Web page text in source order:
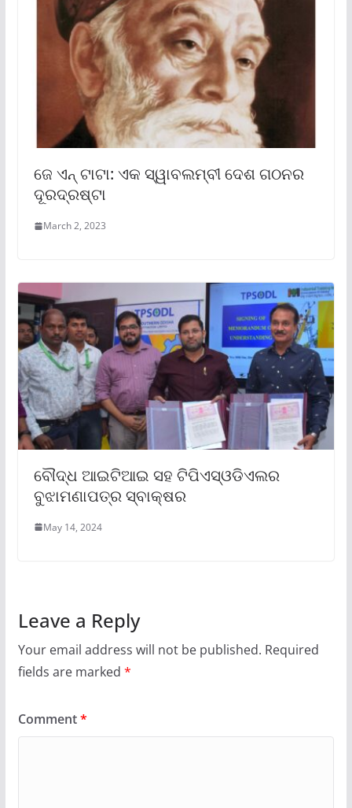
ଜେ ଏନ୍ ଟାଟା: ଏକ ସ୍ୱାବଲମ୍ବୀ ଦେଶ ଗଠନର
ଦୂରଦ୍ରଷ୍ଟା
March 2, 2023
ବୌଦ୍ଧ ଆଇଟିଆଇ ସହ ଟିପିଏସ୍ଓଡିଏଲର
ବୁଝାମଣାପତ୍ର ସ୍ବାକ୍ଷର
May 14, 2024
Leave a Reply
Your email address will not be published. Required
fields are marked *
Comment*